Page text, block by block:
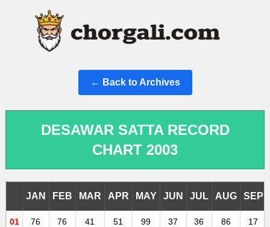
← Back to Archives
DESAWAR SATTA RECORD
CHART 2003
JAN FEB MAR APR MAY JUN JUL AUG SEP
01 76 76 41 51 99 37 36 86 17